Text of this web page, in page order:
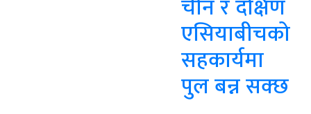
चीन र दक्षिण
एसियाबीचको
सहकार्यमा
पुल बन्न सक्छ